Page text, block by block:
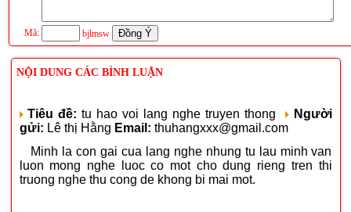
Mã: bjlmsw
NỘI DUNG CÁC BÌNH LUẬN
Tiêu đề: tu hao voi lang nghe truyen thong
Người
gửi: Lê thị Hằng Email: thuhangxxx@gmail.com
Minh la con gai cua lang nghe nhung tu lau minh van
luon mong nghe luoc co mot cho dung rieng tren thi
truong nghe thu cong de khong bi mai mot.